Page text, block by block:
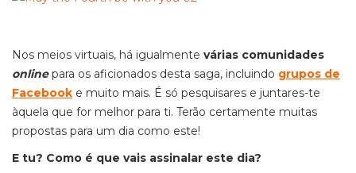
Nos meios virtuais, há igualmente várias comunidades
onlinepara os aficionados desta saga, incluindo grupos de
Facebook e muito mais. É só pesquisares e juntares-te
àquela que for melhor para ti. Terão certamente muitas
propostas para um dia como este!
E tu? Como é que vais assinalar este dia?